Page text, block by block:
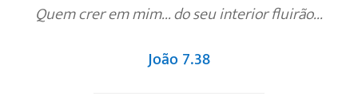
Quem crer em mim... do seu interior fluirão...
João 7.38